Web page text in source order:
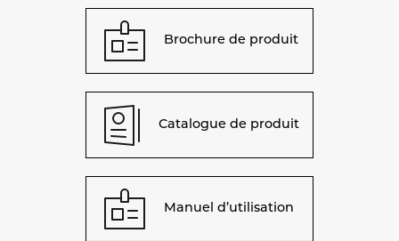
Brochure de produit
Catalogue de produit
Manuel d’utilisation